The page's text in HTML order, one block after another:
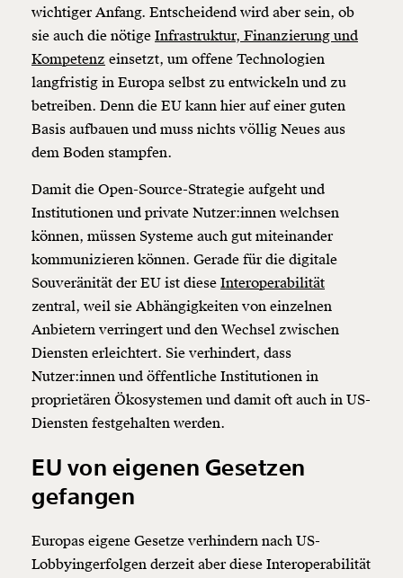
wichtiger Anfang. Entscheidend wird aber sein, ob
sie auch die nötige Infrastruktur, Finanzierung und
Kompetenz einsetzt, um offene Technologien
langfristig in Europa selbst zu entwickeln und zu
betreiben. Denn die EU kann hier auf einer guten
Basis aufbauen und muss nichts völlig Neues aus
dem Boden stampfen.
Damit die Open-Source-Strategie aufgeht und
Institutionen und private Nutzer:innen welchsen
können, müssen Systeme auch gut miteinander
kommunizieren können. Gerade für die digitale
Souveränität der EU ist diese Interoperabilität
zentral, weil sie Abhängigkeiten von einzelnen
Anbietern verringert und den Wechsel zwischen
Diensten erleichtert. Sie verhindert, dass
Nutzer:innen und öffentliche Institutionen in
proprietären Ökosystemen und damit oft auch in US-
Diensten festgehalten werden.
EU von eigenen Gesetzen
gefangen
Europas eigene Gesetze verhindern nach US-
Lobbyingerfolgen derzeit aber diese Interoperabilität